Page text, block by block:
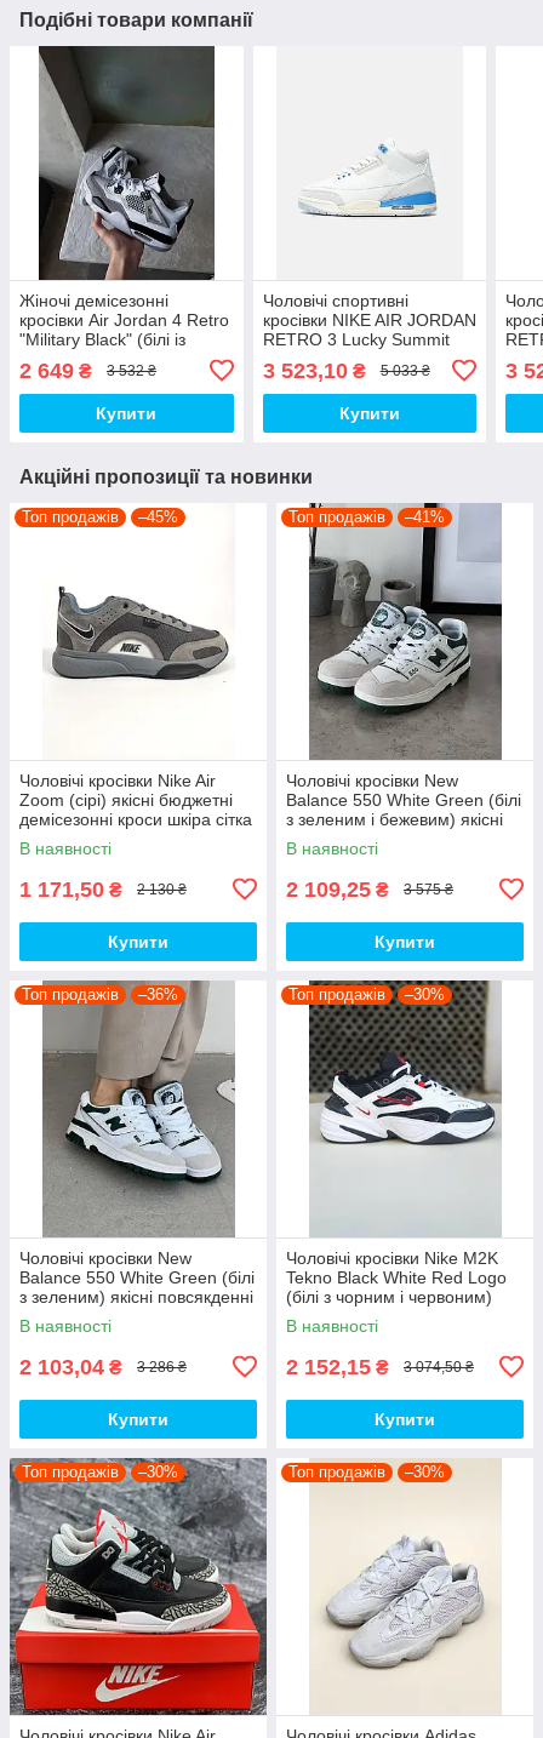
Подібні товари компанії
Жіночі демісезонні
кросівки Air Jordan 4 Retro
"Military Black" (білі із
сірим) модні кроси NJ037
Найк топ
2 649 ₴ 3 532 ₴
Купити
Чоловічі спортивні
кросівки NIKE AIR JORDAN
RETRO 3 Lucky Summit
White / Blue (білі) стильні
повсякденні кроси jdl4
Найк топ
3 523,10₴ 5 033 ₴
Купити
jd39
3
Акційні пропозиції та новинки
Топ продажів –45%
Чоловічі кросівки Nike Air
Zoom (сірі) якісні бюджетні
демісезонні кроси шкіра сітка
D426 топ
В наявності
1 171,50 ₴ 2 130 ₴
Купити
Топ продажів –41%
Чоловічі кросівки New
Balance 550 White Green (білі
з зеленим і бежевим) якісні
модні кроси NB020 топ
В наявності
2 109,25 ₴ 3 575 ₴
Купити
Топ продажів –36%
Чоловічі кросівки New
Balance 550 White Green (білі
з зеленим) якісні повсякденні
кроси NB020 top
В наявності
2 103,04 ₴ 3 286 ₴
Купити
Топ продажів –30%
Чоловічі кросівки Nike M2K
Tekno Black White Red Logo
(білі з чорним і червоним)
спортивні демі кроси PD7430
топ
В наявності
2 152,15 ₴ 3 074,50 ₴
Купити
Топ продажів –30% Топ продажів –30%